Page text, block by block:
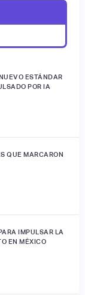
ESTÁNDAR
POR IA
QUE MARCARON
IMPULSAR LA
EN MÉXICO